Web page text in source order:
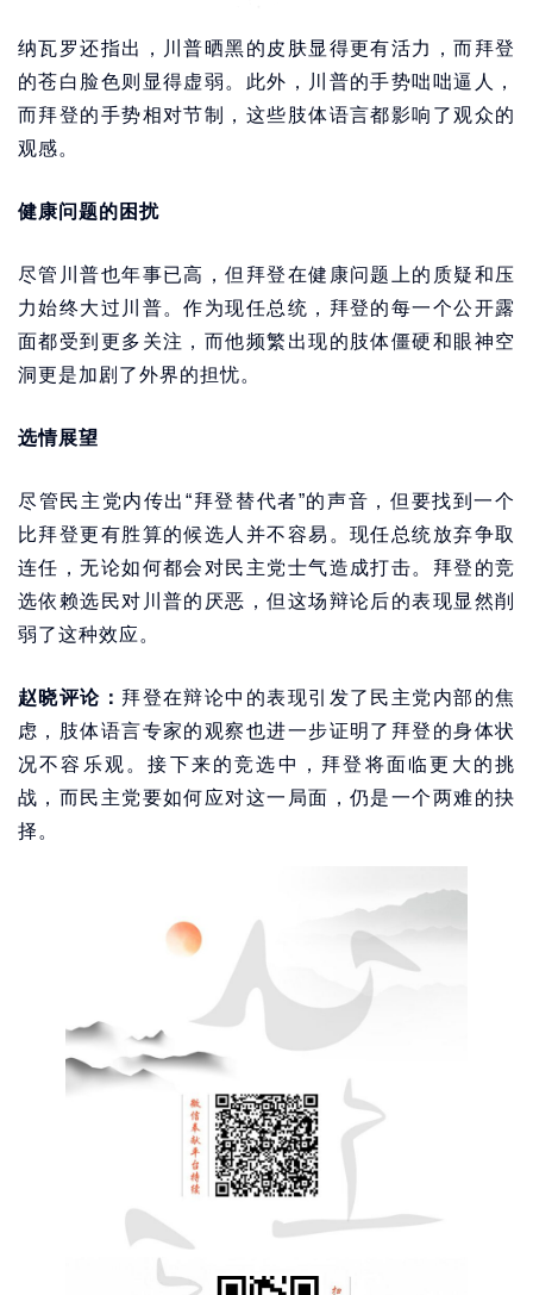
纳瓦罗还指出，川普晒黑的皮肤显得更有活力，而拜登
的苍白脸色则显得虚弱。此外，川普的手势咄咄逼人，
而拜登的手势相对节制，这些肢体语言都影响了观众的
观感。
健康问题的困扰
尽管川普也年事已高，但拜登在健康问题上的质疑和压
力始终大过川普。作为现任总统，拜登的每一个公开露
面都受到更多关注，而他频繁出现的肢体僵硬和眼神空
洞更是加剧了外界的担忧。
选情展望
尽管民主党内传出“拜登替代者”的声音，但要找到一个
比拜登更有胜算的候选人并不容易。现任总统放弃争取
连任，无论如何都会对民主党士气造成打击。拜登的竞
选依赖选民对川普的厌恶，但这场辩论后的表现显然削
弱了这种效应。
赵晓评论： 拜登在辩论中的表现引发了民主党内部的焦
虑，肢体语言专家的观察也进一步证明了拜登的身体状
况不容乐观。接下来的竞选中，拜登将面临更大的挑
战，而民主党要如何应对这一局面，仍是一个两难的抉
择。